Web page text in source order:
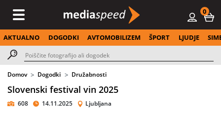
0
AKTUALNO DOGODKI AVTOMOBILIZEM ŠPORT LJUDJE
Domov Dogodki Družabnosti
Slovenski festival vin 2025
608 14.11.2025 Ljubljana